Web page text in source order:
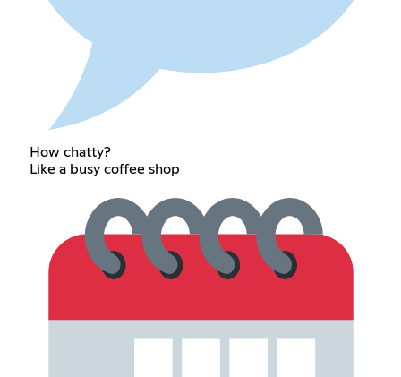
How chatty?
Like a busy coffee shop